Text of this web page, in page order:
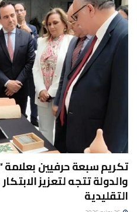
تكريم سبعة حرفيين بعلامة
والدولة تتجه لتعزيز
التقليدية